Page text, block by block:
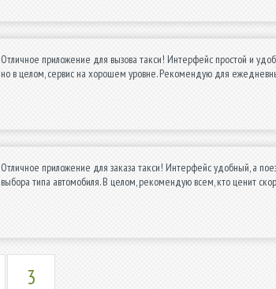
Отличное приложение для вызова такси! Интерфейс простой и
но в целом, сервис на хорошем уровне. Рекомендую для
Отличное приложение для заказа такси! Интерфейс удобный, а
выбора типа автомобиля. В целом, рекомендую всем, кто ценит
3